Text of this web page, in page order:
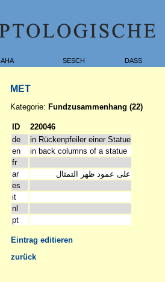
AHA SESCH
DASS
MET
Kategorie: Fundzusammenhang (22)
ID
220046
de
in Rückenpfeiler einer Statue
en
in back columns of a statue
fr
ar
على عمود ظهر التمثال
es
it
nl
pt
Eintrag editieren
zurück